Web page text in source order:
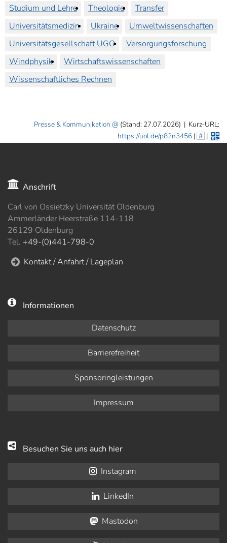
Studium und Lehre
Theologie
Transfer
Universitätsmedizin
Ukraine
Umweltwissenschaften
Universitätsgesellschaft UGO
Versorgungsforschung
Windphysik
Wirtschaftswissenschaften
Wissenschaftliches Rechnen
Presse & Kommunikation (Stand: 27.07.2026) | Kurz-URL:
https://uol.de/p82n3456| # |
Anschrift
Carl von Ossietzky Universität Oldenburg
Ammerländer Heerstraße 114-118
26129 Oldenburg
Tel. +49-(0)441-798-0
Kontakt / Anfahrt / Lageplan
Informationen
Datenschutz
Barrierefreiheit
Sponsoringleistungen
Impressum
Besuchen Sie uns auch hier
Instagram
LinkedIn
Mastodon